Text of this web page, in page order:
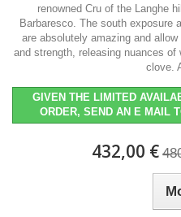
renowned Cru of the Langhe
Barbaresco. The south exposure
are absolutely amazing and
and strength, releasing nuances
clove.
GIVEN THE LIMITED
ORDER, SEND AN E MAIL
432,00 €